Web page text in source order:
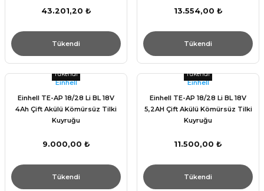
43.201,20 ₺
Tükendi
13.554,00 ₺
Tükendi
Tükendi
Einhell
Einhell TE-AP 18/28 Li BL 18V
4Ah Çift Akülü Kömürsüz Tilki
Kuyruğu
9.000,00 ₺
Tükendi
Tükendi
Einhell
Einhell TE-AP 18/28 Li BL 18V
5,2AH Çift Akülü Kömürsüz Tilki
Kuyruğu
11.500,00 ₺
Tükendi